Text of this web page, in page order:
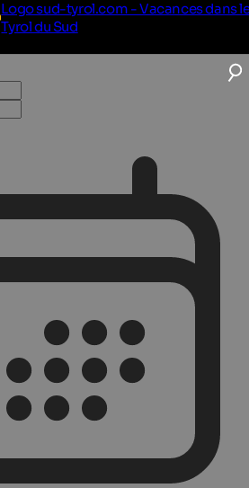
Logo sud-tyrol.com - Vacances dans
Tyrol du Sud